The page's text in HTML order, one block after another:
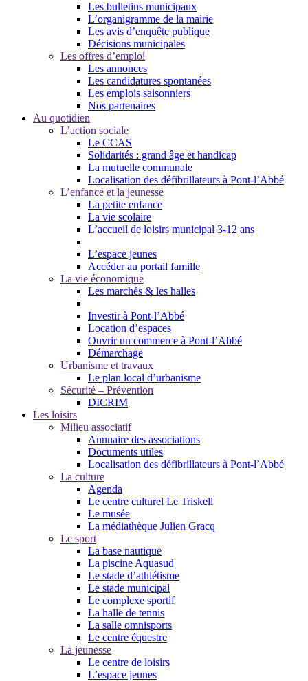
Les bulletins municipaux
L’organigramme de la mairie
Les avis d’enquête publique
Décisions municipales
Les offres d’emploi
Les annonces
Les candidatures spontanées
Les emplois saisonniers
Nos partenaires
Au quotidien
L’action sociale
Le CCAS
Solidarités : grand âge et handicap
La mutuelle communale
Localisation des défibrillateurs à Pont-l’Abbé
L’enfance et la jeunesse
La petite enfance
La vie scolaire
L’accueil de loisirs municipal 3-12 ans
L’espace jeunes
Accéder au portail famille
La vie économique
Les marchés & les halles
Investir à Pont-l’Abbé
Location d’espaces
Ouvrir un commerce à Pont-l’Abbé
Démarchage
Urbanisme et travaux
Le plan local d’urbanisme
Sécurité – Prévention
DICRIM
Les loisirs
Milieu associatif
Annuaire des associations
Documents utiles
Localisation des défibrillateurs à Pont-l’Abbé
La culture
Agenda
Le centre culturel Le Triskell
Le musée
La médiathèque Julien Gracq
Le sport
La base nautique
La piscine Aquasud
Le stade d’athlétisme
Le stade municipal
Le complexe sportif
La halle de tennis
La salle omnisports
Le centre équestre
La jeunesse
Le centre de loisirs
L’espace jeunes